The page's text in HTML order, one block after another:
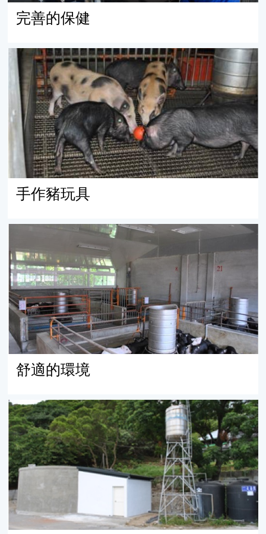
完善的保健
手作豬玩具
手作豬玩具
舒適的環境
安心的水質